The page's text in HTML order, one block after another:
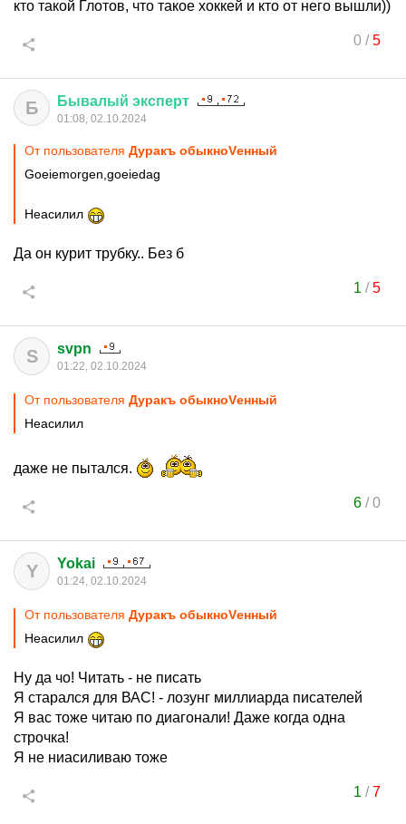
кто такой Глотов, что такое хоккей и кто от него вышли))
0/5
Б Бывалый эксперт
01:08, 02.10.2024
От пользователя Дуракъ обыкноVенный
Goeiemorgen,goeiedag
Неасилил
Да он курит трубку.. Без б
1 /5
S svpn
01:22, 02.10.2024
От пользователя Дуракъ обыкноVенный
Неасилил
даже не пытался.
6/0
Y Yokai
01:24, 02.10.2024
От пользователя Дуракъ обыкноVенный
Неасилил
Ну да чо! Читать - не писать
Я старался для ВАС! - лозунг миллиарда писателей
Я вас тоже читаю по диагонали! Даже когда одна
строчка!
Я не ниасиливаю тоже
1 /7